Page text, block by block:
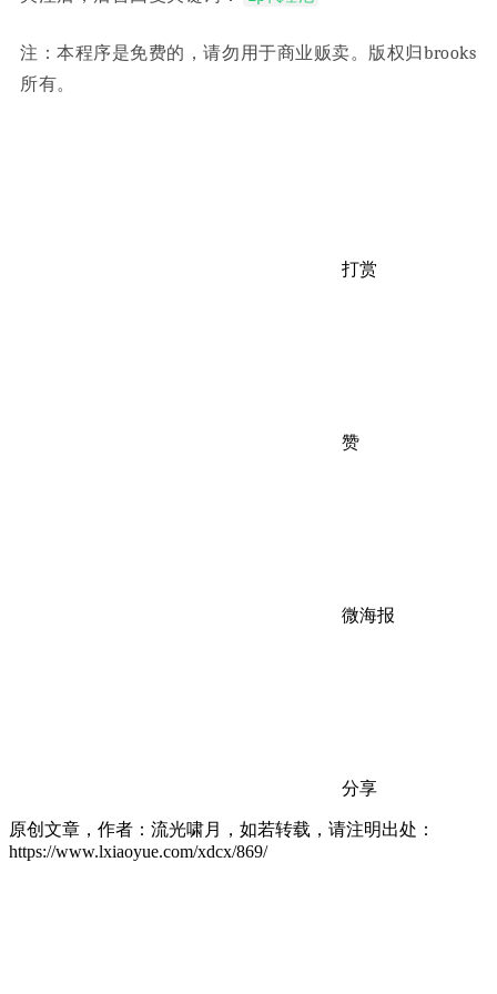
注：本程序是免费的，请勿用于商业贩卖。版权归brooks
所有。
打赏
赞
微海报
分享
原创文章，作者：流光啸月，如若转载，请注明出处：
https://www.lxiaoyue.com/xdcx/869/